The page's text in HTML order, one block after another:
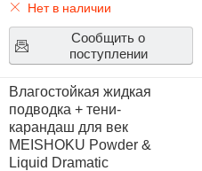
Нет в наличии
Сообщить о
поступлении
Влагостойкая жидкая
подводка + тени-
карандаш для век
MEISHOKU Powder &
Liquid Dramatic